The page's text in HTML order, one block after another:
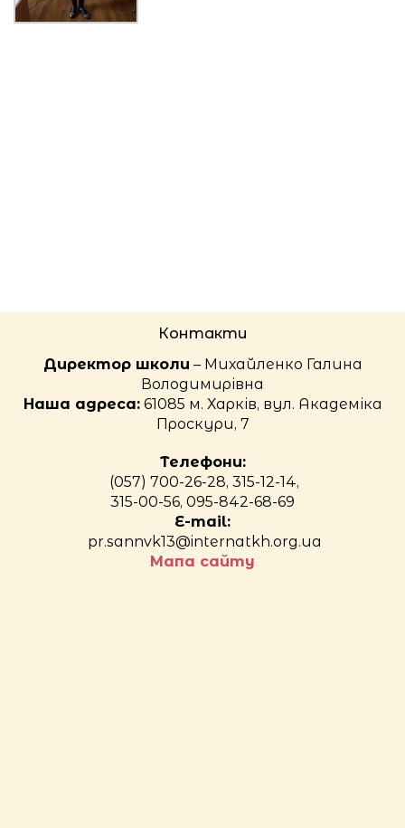
Контакти
Директор школи – Михайленко Галина
Володимирівна
Наша адреса:61085 м. Харків, вул. Академіка
Проскури, 7
Телефони:
(057) 700-26-28, 315-12-14,
315-00-56, 095-842-68-69
E-mail:
pr.sannvk13@internatkh.org.ua
Мапа сайту